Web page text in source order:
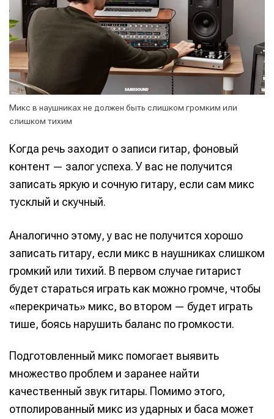
Микс в наушниках не должен быть слишком громким или
слишком тихим
Когда речь заходит о записи гитар, фоновый
контент — залог успеха. У вас не получится
записать яркую и сочную гитару, если сам микс
тусклый и скучный.
Аналогично этому, у вас не получится хорошо
записать гитару, если микс в наушниках слишком
громкий или тихий. В первом случае гитарист
будет стараться играть как можно громче, чтобы
«перекричать» микс, во втором — будет играть
тише, боясь нарушить баланс по громкости.
Подготовленный микс помогает выявить
множество проблем и заранее найти
качественный звук гитары. Помимо этого,
отполированный микс из ударных и баса может